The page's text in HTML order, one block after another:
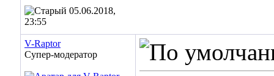
05.06.2018,
23:55
V-Raptor
Супер-модератор